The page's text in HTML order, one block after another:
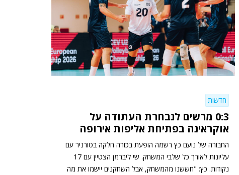
חדשות
0:3 מרשים לנבחרת העתודה על
אוקראינה בפתיחת אליפות אירופה
החבורה של נועם כץ רשמה הופעת בכורה חלקה בטורניר עם
עליונות לאורך כל שלבי המשחק. שי ליברמן הצטיין עם 17
נקודות. כץ: "חששנו מהמשחק, אבל השחקנים יישמו את מה